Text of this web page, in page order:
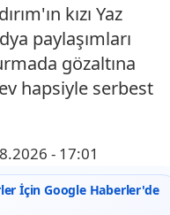
kızı Yaz
paylaşımları
gözaltına
hapsiyle serbest
- 17:01
İçin Google Haberler'de